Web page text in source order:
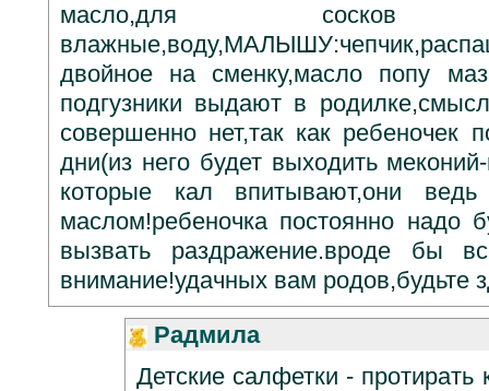
масло,для сосков
двойное на сменку,масло попу
подгузники выдают в
совершенно нет,так как ребеночек
дни(из него будет выходить
которые кал впитывают,они
маслом!ребеночка постоянно надо
вызвать раздражение.вроде бы
внимание!удачных вам родов,будьте
Радмила
Детские салфетки -